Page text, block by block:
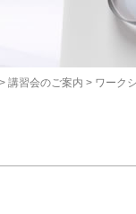
> 講習会のご案内 > ワーク